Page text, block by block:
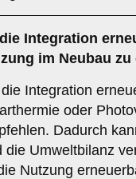
Integration
im Neubau
Integration
oder
Dadurch
die Umweltbilanz
Nutzung